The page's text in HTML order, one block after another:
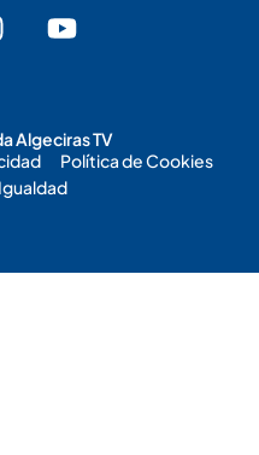
Algeciras TV
Política de Cookies